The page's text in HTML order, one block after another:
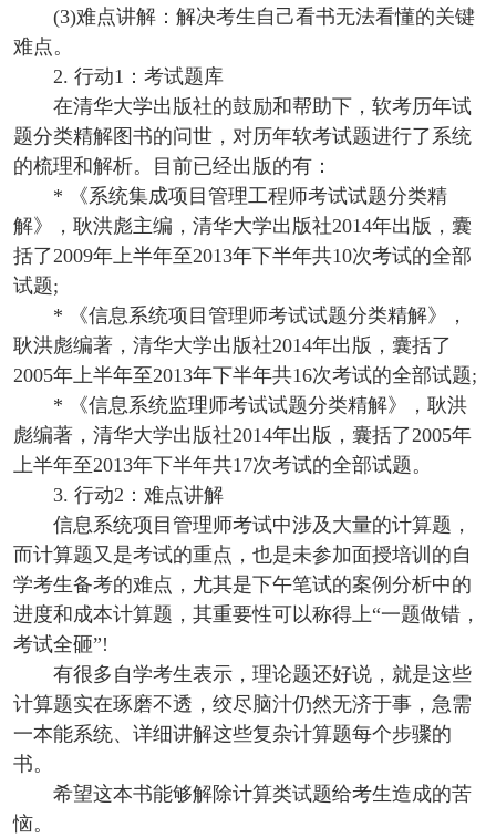
(3)难点讲解：解决考生自己看书无法看懂的关键
难点。
2. 行动1：考试题库
在清华大学出版社的鼓励和帮助下，软考历年试
题分类精解图书的问世，对历年软考试题进行了系统
的梳理和解析。目前已经出版的有：
* 《系统集成项目管理工程师考试试题分类精
解》，耿洪彪主编，清华大学出版社2014年出版，囊
括了2009年上半年至2013年下半年共10次考试的全部
试题;
* 《信息系统项目管理师考试试题分类精解》，
耿洪彪编著，清华大学出版社2014年出版，囊括了
2005年上半年至2013年下半年共16次考试的全部试题;
* 《信息系统监理师考试试题分类精解》，耿洪
彪编著，清华大学出版社2014年出版，囊括了2005年
上半年至2013年下半年共17次考试的全部试题。
3. 行动2：难点讲解
信息系统项目管理师考试中涉及大量的计算题，
而计算题又是考试的重点，也是未参加面授培训的自
学考生备考的难点，尤其是下午笔试的案例分析中的
进度和成本计算题，其重要性可以称得上“一题做错，
考试全砸”!
有很多自学考生表示，理论题还好说，就是这些
计算题实在琢磨不透，绞尽脑汁仍然无济于事，急需
一本能系统、详细讲解这些复杂计算题每个步骤的
书。
希望这本书能够解除计算类试题给考生造成的苦
恼。